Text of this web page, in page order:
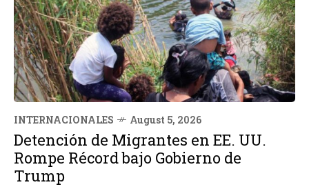
INTERNACIONALES August 5, 2026
Detención de Migrantes en EE. UU.
Rompe Récord bajo Gobierno de
Trump